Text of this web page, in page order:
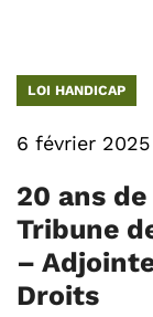
LOI HANDICAP
6 février 2025
20 ans
Tribune
–
Droits